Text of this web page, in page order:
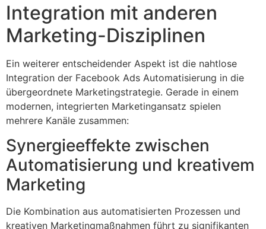
Integration mit anderen
Marketing-Disziplinen
Ein weiterer entscheidender Aspekt ist die nahtlose
Integration der Facebook Ads Automatisierung in die
übergeordnete Marketingstrategie. Gerade in einem
modernen, integrierten Marketingansatz spielen
mehrere Kanäle zusammen:
Synergieeffekte zwischen
Automatisierung und kreativem
Marketing
Die Kombination aus automatisierten Prozessen und
kreativen Marketingmaßnahmen führt zu signifikanten